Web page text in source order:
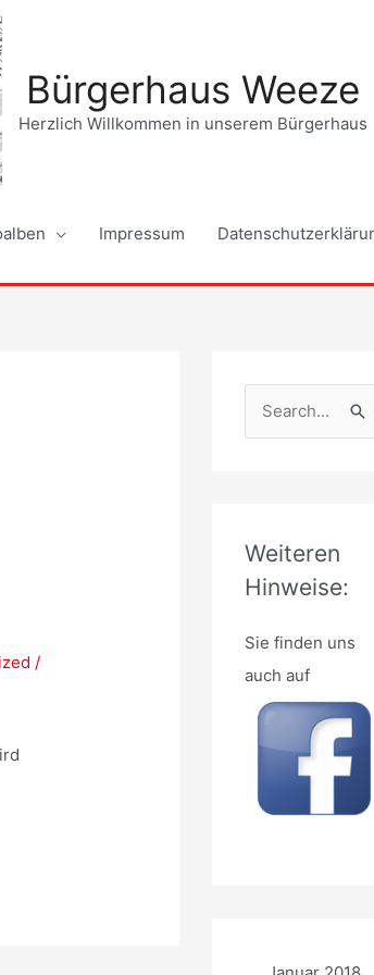
Bürgerhaus Weeze
Herzlich Willkommen in unserem Bürgerhaus
Impressum
/
n
n
Weiteren
Hinweise:
Sie finden uns
auch auf